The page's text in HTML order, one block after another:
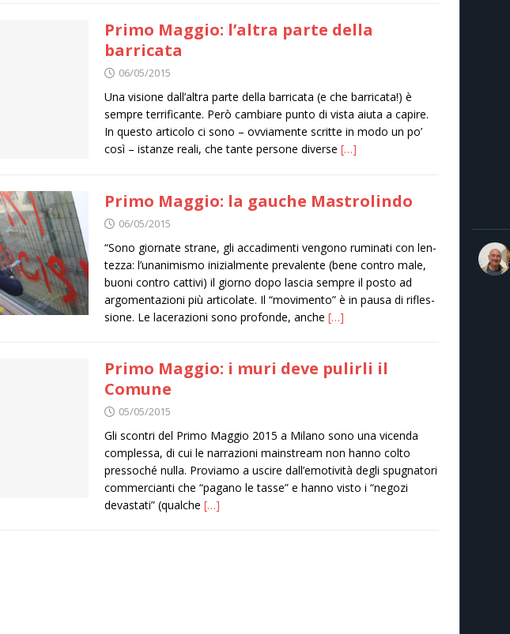
Primo Maggio: l’altra parte della
barricata
06/05/2015
Una visione dall’altra parte della barricata (e che barricata!) è
sempre terrificante. Però cambiare punto di vista aiuta a capire.
In questo articolo ci sono – ovviamente scritte in modo un po’
così – istanze reali, che tante persone diverse […]
Primo Maggio: la gauche Mastrolindo
06/05/2015
“Sono gior­nate strane, gli acca­di­menti ven­gono rumi­nati con len­
tezza: l’unanimismo ini­zial­mente pre­va­lente (bene con­tro male,
buoni con­tro cat­tivi) il giorno dopo lascia sem­pre il posto ad
argo­men­ta­zioni più arti­co­late. Il “movi­mento” è in pausa di rifles­
sione. Le lace­ra­zioni sono pro­fonde, anche […]
Primo Maggio: i muri deve pulirli il
Comune
05/05/2015
Gli scontri del Primo Maggio 2015 a Milano sono una vicenda
complessa, di cui le narrazioni mainstream non hanno colto
pressoché nulla. Proviamo a uscire dall’emotività degli spugnatori
commercianti che “pagano le tasse” e hanno visto i “negozi
devastati” (qualche […]